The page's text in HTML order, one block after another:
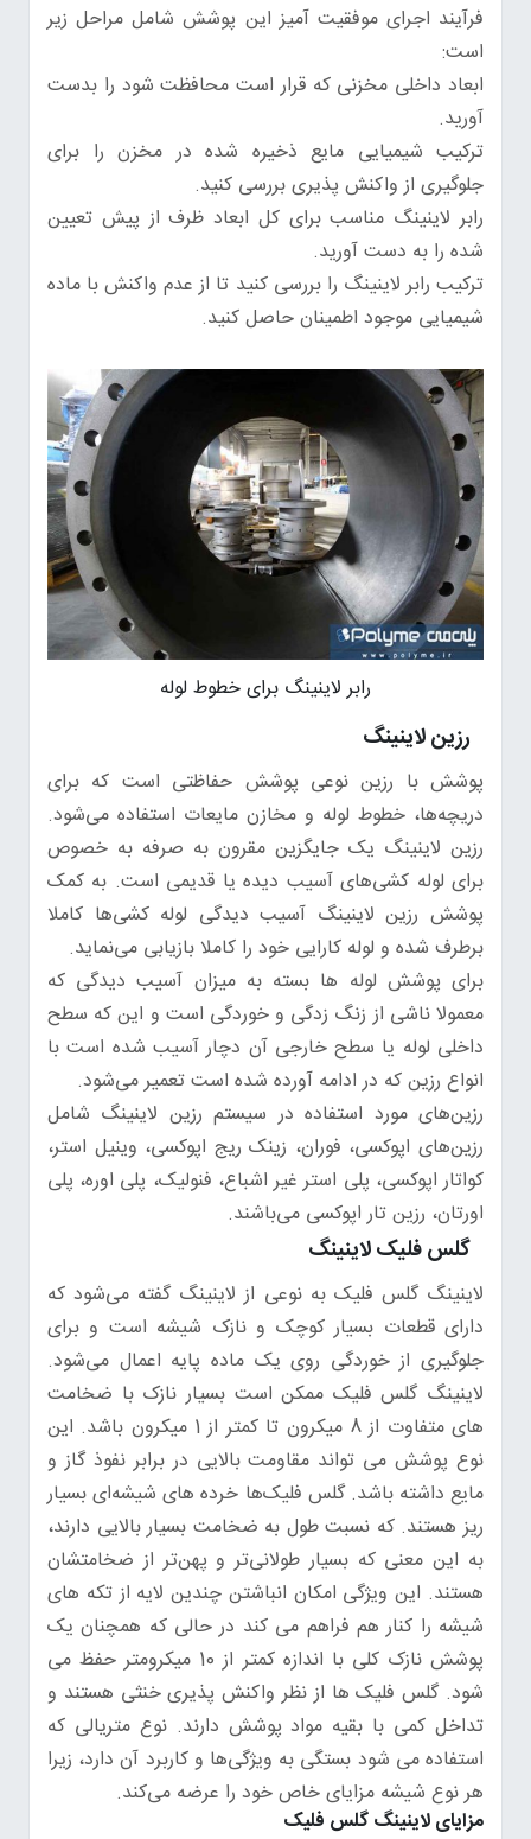
فرآیند اجرای موفقیت آمیز این پوشش شامل مراحل زیر
است:
ابعاد داخلی مخزنی که قرار است محافظت شود را بدست
آورید.
ترکیب شیمیایی مایع ذخیره شده در مخزن را برای
جلوگیری از واکنش پذیری بررسی کنید.
رابر لاینینگ مناسب برای کل ابعاد ظرف از پیش تعیین
شده را به دست آورید.
ترکیب رابر لاینینگ را بررسی کنید تا از عدم واکنش با ماده
شیمیایی موجود اطمینان حاصل کنید.
رابر لاینینگ برای خطوط لوله
رزین لاینینگ
پوشش با رزین نوعی پوشش‌ حفاظتی است که برای
دریچه‌ها، خطوط لوله و مخازن مایعات استفاده می‌شود.
رزین لاینینگ یک جایگزین مقرون به صرفه به خصوص
برای لوله‌ کشی‌های آسیب دیده یا قدیمی است. به کمک
پوشش رزین لاینینگ‌ آسیب دیدگی لوله کشی‌ها کاملا
برطرف شده و لوله کارایی خود را کاملا بازیابی می‌نماید.
برای پوشش لوله ها بسته به میزان آسیب دیدگی که
معمولا ناشی از زنگ زدگی و خوردگی است و این که سطح
داخلی لوله یا سطح خارجی آن دچار آسیب شده است با
انواع رزین که در ادامه آورده شده است تعمیر می‌شود.
رزین‌های مورد استفاده در سیستم رزین لاینینگ شامل
رزین‌های اپوکسی، فوران، زینک ریج اپوکسی، وینیل استر،
کواتار اپوکسی، پلی استر غیر اشباع، فنولیک، پلی اوره، پلی
اورتان، رزین تار اپوکسی می‌باشند.
گلس فلیک لاینینگ
لاینینگ گلس فلیک به نوعی از لاینینگ گفته می‌شود که
دارای قطعات بسیار کوچک و نازک شیشه است و برای
جلوگیری از خوردگی روی یک ماده پایه اعمال می‌شود.
لاینینگ گلس فلیک ممکن است بسیار نازک با ضخامت
های متفاوت از 8 میکرون تا کمتر از 1 میکرون باشد. این
نوع پوشش می تواند مقاومت بالایی در برابر نفوذ گاز و
مایع داشته باشد. گلس فلیک‌ها خرده های شیشه‌ای بسیار
ریز هستند. که نسبت طول به ضخامت بسیار بالایی دارند،
به این معنی که بسیار طولانی‌تر و پهن‌تر از ضخامتشان
هستند. این ویژگی امکان انباشتن چندین لایه از تکه های
شیشه را کنار هم فراهم می کند در حالی که همچنان یک
پوشش نازک کلی با اندازه کمتر از 10 میکرومتر حفظ می
شود. گلس فلیک ها از نظر واکنش پذیری خنثی هستند و
تداخل کمی با بقیه مواد پوشش دارند. نوع متریالی که
استفاده می شود بستگی به ویژگی‌ها و کاربرد آن دارد، زیرا
هر نوع شیشه مزایای خاص خود را عرضه می‌کند.
مزایای لاینینگ گلس فلیک